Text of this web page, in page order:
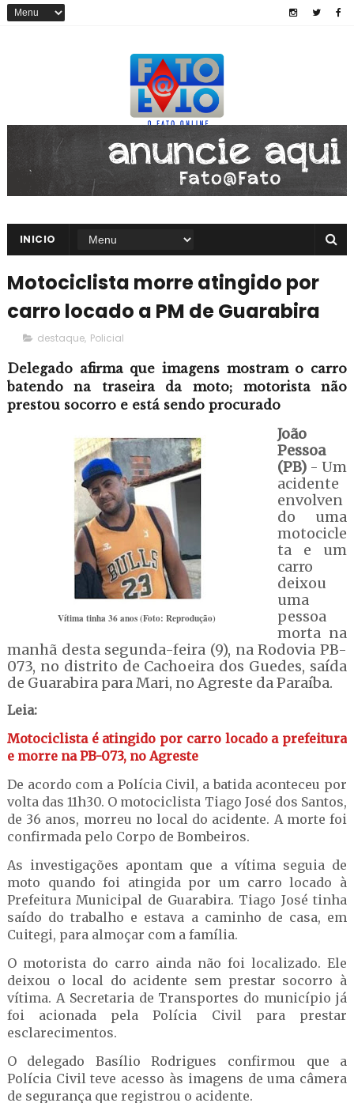
INICIO
Motociclista morre atingido por
carro locado a PM de Guarabira
destaque, Policial
Delegado afirma que imagens mostram o carro
batendo na traseira da moto; motorista não
prestou socorro e está sendo procurado
Vítima tinha 36 anos (Foto: Reprodução)
João
Pessoa
(PB)- Um
acidente
envolven
do uma
motocicle
ta e um
carro
deixou
uma
pessoa
morta na
manhã desta segunda-feira (9), na Rodovia PB-
073, no distrito de Cachoeira dos Guedes, saída
de Guarabira para Mari, no Agreste da Paraíba.
Leia:
Motociclista é atingido por carro locado a prefeitura
e morre na PB-073, no Agreste
De acordo com a Polícia Civil, a batida aconteceu por
volta das 11h30. O motociclista Tiago José dos Santos,
de 36 anos, morreu no local do acidente. A morte foi
confirmada pelo Corpo de Bombeiros.
As investigações apontam que a vítima seguia de
moto quando foi atingida por um carro locado à
Prefeitura Municipal de Guarabira. Tiago José tinha
saído do trabalho e estava a caminho de casa, em
Cuitegi, para almoçar com a família.
O motorista do carro ainda não foi localizado. Ele
deixou o local do acidente sem prestar socorro à
vítima. A Secretaria de Transportes do município já
foi acionada pela Polícia Civil para prestar
esclarecimentos.
O delegado Basílio Rodrigues confirmou que a
Polícia Civil teve acesso às imagens de uma câmera
de segurança que registrou o acidente.